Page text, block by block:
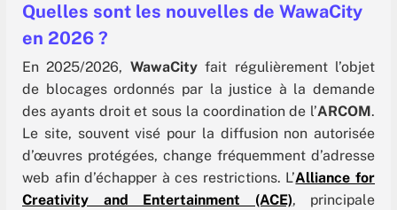
Quelles sont les nouvelles de WawaCity
en 2026 ?
En 2025/2026, WawaCityfait régulièrement l’objet
de blocages ordonnés par la justice à la demande
des ayants droit et sous la coordination de l’ARCOM.
Le site, souvent visé pour la diffusion non autorisée
d’œuvres protégées, change fréquemment d’adresse
web afin d’échapper à ces restrictions. L’Alliance for
Creativity and Entertainment (ACE), principale